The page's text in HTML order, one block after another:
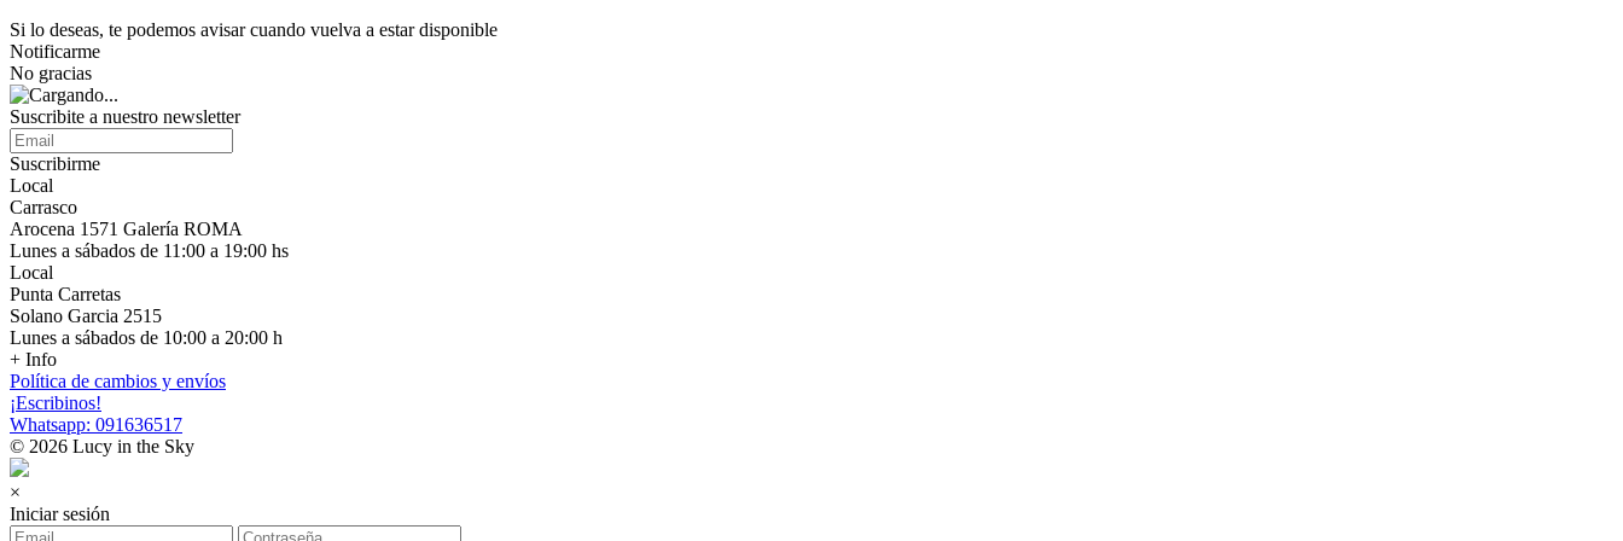
Si lo deseas, te podemos avisar cuando vuelva a estar disponible
Notificarme
No gracias
Suscribite a nuestro newsletter
Suscribirme
Local
Carrasco
Arocena 1571 Galería ROMA
Lunes a sábados de 11:00 a 19:00 hs
Local
Punta Carretas
Solano Garcia 2515
Lunes a sábados de 10:00 a 20:00 h
+ Info
Política de cambios y envíos
¡Escribinos!
Whatsapp: 091636517
© 2026 Lucy in the Sky
×
Iniciar sesión